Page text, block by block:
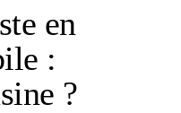
en
:
?